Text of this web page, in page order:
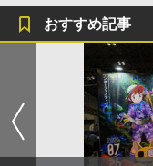
おすすめ記事